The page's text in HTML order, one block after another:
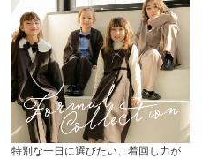
特別な一日に選びたい、着回し力が